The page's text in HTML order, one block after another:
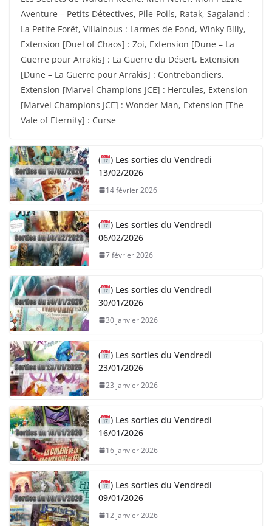
Aventure – Petits Détectives, Pile-Poils, Ratak, Sagaland :
La Petite Forêt, Villainous : Larmes de Fond, Winky Billy,
Extension [Duel of Chaos] : Zoi, Extension [Dune – La
Guerre pour Arrakis] : La Guerre du Désert, Extension
[Dune – La Guerre pour Arrakis] : Contrebandiers,
Extension [Marvel Champions JCE] : Hercules, Extension
[Marvel Champions JCE] : Wonder Man, Extension [The
Vale of Eternity] : Curse
(
) Les sorties du Vendredi
13/02/2026
14 février 2026
(
) Les sorties du Vendredi
06/02/2026
7 février 2026
(
) Les sorties du Vendredi
30/01/2026
30 janvier 2026
(
) Les sorties du Vendredi
23/01/2026
23 janvier 2026
(
) Les sorties du Vendredi
16/01/2026
16 janvier 2026
(
) Les sorties du Vendredi
09/01/2026
12 janvier 2026